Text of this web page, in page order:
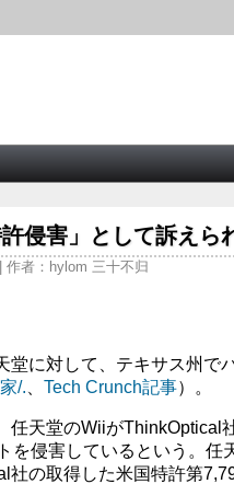
侵害」として訴えら
作者：hylom 三十不归
堂に対して、テキサス州で
/. Tech Crunch記事）。
任天堂のWiiがThinkOptical
を侵害しているという。任
社の取得した米国特許第